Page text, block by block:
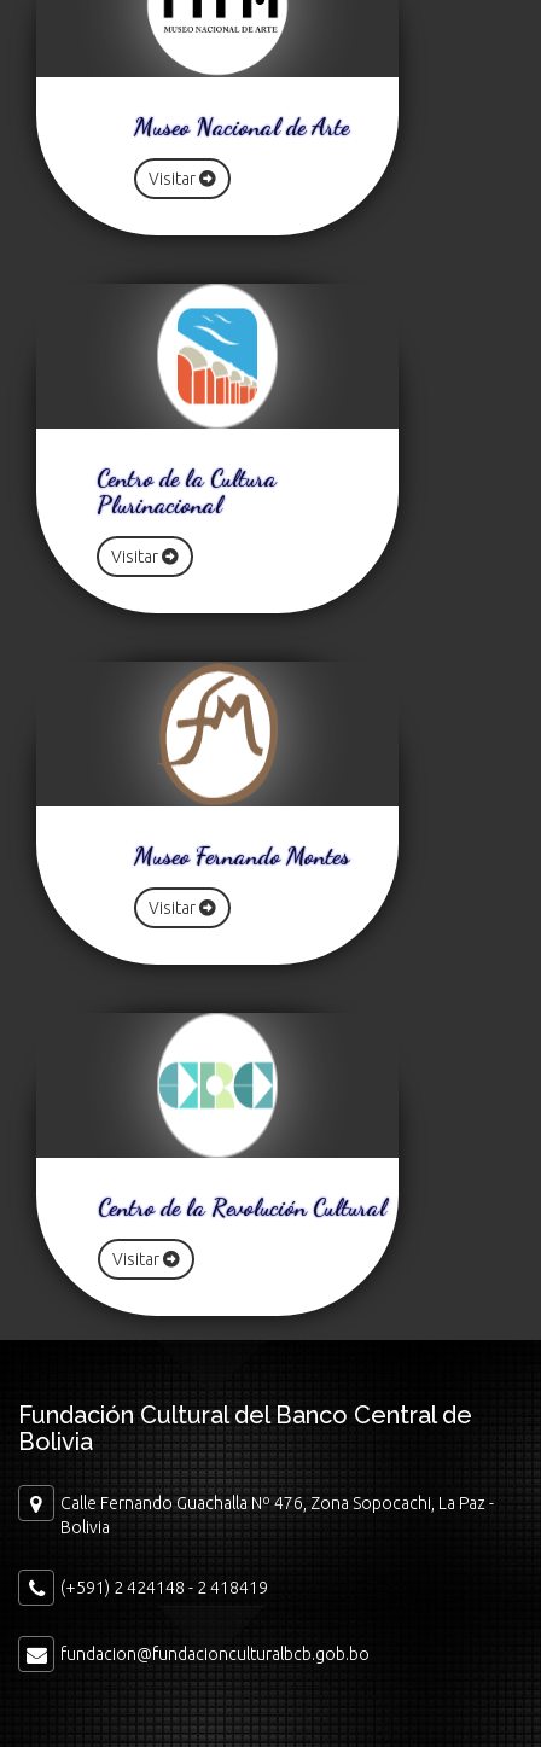
Museo Nacional de Arte
Visitar
Centro de la Cultura
Plurinacional
Visitar
Museo Fernando Montes
Visitar
Centro de la Revolución Cultural
Visitar
Fundación Cultural del Banco Central de
Bolivia
Calle Fernando Guachalla Nº 476, Zona Sopocachi, La Paz -
Bolivia
(+591) 2 424148 - 2 418419
fundacion@fundacionculturalbcb.gob.bo